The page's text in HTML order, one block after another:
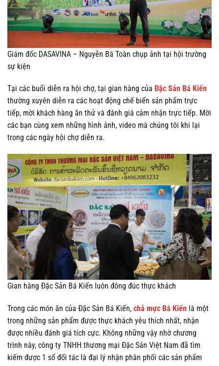
Giám đốc DASAVINA – Nguyễn Bá Toàn chụp ảnh tại hội trường
sự kiện
Tại các buổi diễn ra hội chợ, tại gian hàng của Đặc Sản Bá Kiến
thường xuyên diễn ra các hoạt động chế biến sản phẩm trực
tiếp, mời khách hàng ăn thử và đánh giá cảm nhận trực tiếp. Mời
các bạn cùng xem những hình ảnh, video mà chúng tôi khi lại
trong các ngày hội chợ diễn ra.
Gian hàng Đặc Sản Bá Kiến luôn đông đúc thực khách
Trong các món ăn của Đặc Sản Bá Kiến, chả mực Bá Kiến là một
trong những sản phẩm được thực khách yêu thích nhất, nhận
được nhiều đánh giá tích cực. Không những vậy nhờ chương
trình này, công ty TNHH thương mại Đặc Sản Việt Nam đã tìm
kiếm được 1 số đối tác là đại lý nhận phân phối các sản phẩm